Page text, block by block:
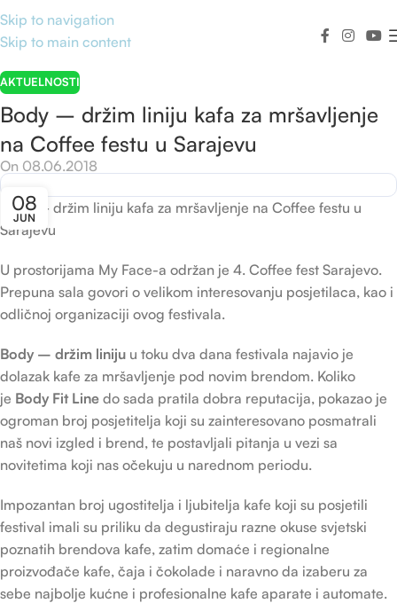
Skip to navigation
Skip to main content
AKTUELNOSTI
Body – držim liniju kafa za mršavljenje
na Coffee festu u Sarajevu
On 08.06.2018
08
JUN
Body – držim liniju kafa za mršavljenje na Coffee festu u
Sarajevu
U prostorijama My Face-a održan je 4. Coffee fest Sarajevo.
Prepuna sala govori o velikom interesovanju posjetilaca, kao i
odličnoj organizaciji ovog festivala.
Body – držim liniju u toku dva dana festivala najavio je
dolazak kafe za mršavljenje pod novim brendom. Koliko
je Body Fit Line do sada pratila dobra reputacija, pokazao je
ogroman broj posjetitelja koji su zainteresovano posmatrali
naš novi izgled i brend, te postavljali pitanja u vezi sa
novitetima koji nas očekuju u narednom periodu.
Impozantan broj ugostitelja i ljubitelja kafe koji su posjetili
festival imali su priliku da degustiraju razne okuse svjetski
poznatih brendova kafe, zatim domaće i regionalne
proizvođače kafe, čaja i čokolade i naravno da izaberu za
sebe najbolje kućne i profesionalne kafe aparate i automate.